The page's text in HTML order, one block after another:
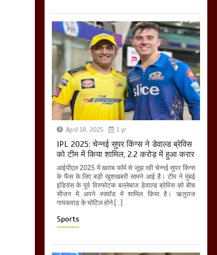
April 18, 2025 1 yr
IPL 2025: चेन्नई सुपर किंग्स ने डेवाल्ड ब्रेविस
को टीम में किया शामिल, 2.2 करोड़ में हुआ करार
आईपीएल 2025 में खराब फॉर्म से जूझ रही चेन्नई सुपर किंग्स
के फैंस के लिए बड़ी खुशखबरी सामने आई है। टीम ने मुंबई
इंडियंस के पूर्व विस्फोटक बल्लेबाज डेवाल्ड ब्रेविस को बीच
सीजन में अपने स्क्वॉड में शामिल किया है। ऋतुराज
गायकवाड़ के चोटिल होने […]
Sports